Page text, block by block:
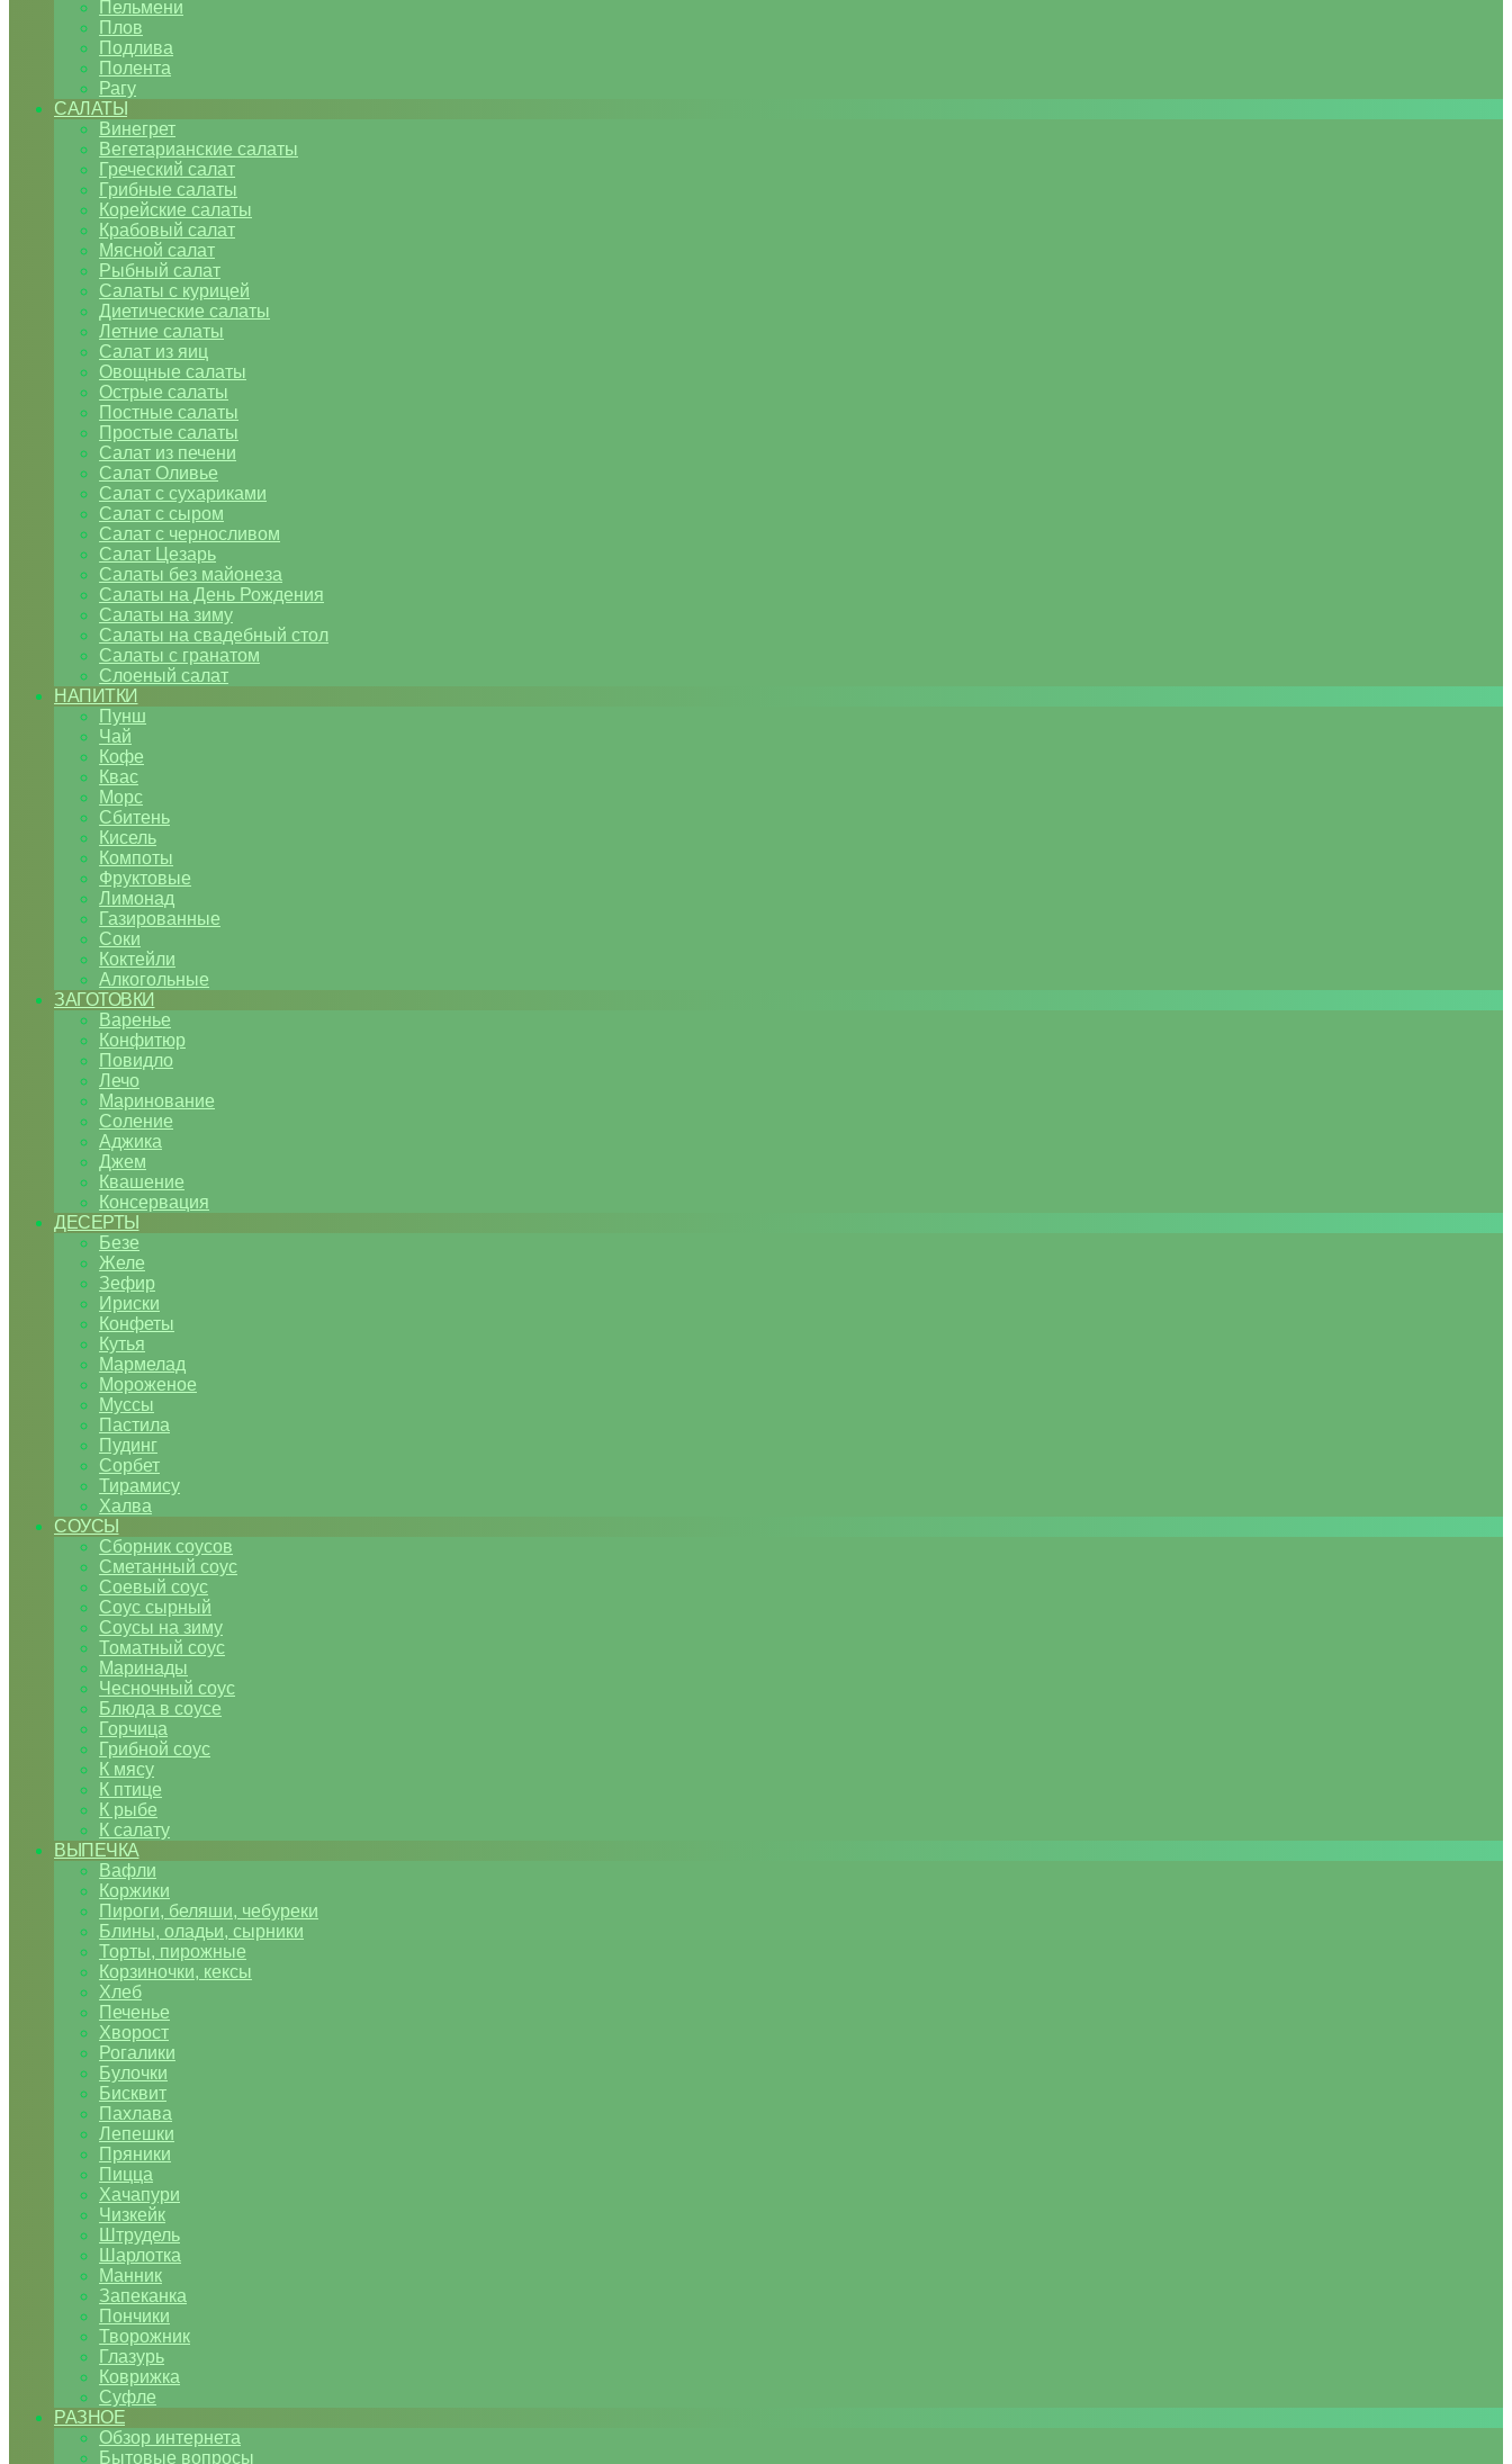
Пельмени
Плов
Подлива
Полента
Рагу
САЛАТЫ
Винегрет
Вегетарианские салаты
Греческий салат
Грибные салаты
Корейские салаты
Крабовый салат
Мясной салат
Рыбный салат
Салаты с курицей
Диетические салаты
Летние салаты
Салат из яиц
Овощные салаты
Острые салаты
Постные салаты
Простые салаты
Салат из печени
Салат Оливье
Салат с сухариками
Салат с сыром
Салат с черносливом
Салат Цезарь
Салаты без майонеза
Салаты на День Рождения
Салаты на зиму
Салаты на свадебный стол
Салаты с гранатом
Слоеный салат
НАПИТКИ
Пунш
Чай
Кофе
Квас
Морс
Сбитень
Кисель
Компоты
Фруктовые
Лимонад
Газированные
Соки
Коктейли
Алкогольные
ЗАГОТОВКИ
Варенье
Конфитюр
Повидло
Лечо
Маринование
Соление
Аджика
Джем
Квашение
Консервация
ДЕСЕРТЫ
Безе
Желе
Зефир
Ириски
Конфеты
Кутья
Мармелад
Мороженое
Муссы
Пастила
Пудинг
Сорбет
Тирамису
Халва
СОУСЫ
Сборник соусов
Сметанный соус
Соевый соус
Соус сырный
Соусы на зиму
Томатный соус
Маринады
Чесночный соус
Блюда в соусе
Горчица
Грибной соус
К мясу
К птице
К рыбе
К салату
ВЫПЕЧКА
Вафли
Коржики
Пироги, беляши, чебуреки
Блины, оладьи, сырники
Торты, пирожные
Корзиночки, кексы
Хлеб
Печенье
Хворост
Рогалики
Булочки
Бисквит
Пахлава
Лепешки
Пряники
Пицца
Хачапури
Чизкейк
Штрудель
Шарлотка
Манник
Запеканка
Пончики
Творожник
Глазурь
Коврижка
Суфле
РАЗНОЕ
Обзор интернета
Бытовые вопросы